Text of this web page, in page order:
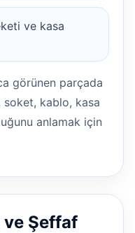
ve kasa
görünen parçada
soket, kablo, kasa
anlamak için
Şeffaf